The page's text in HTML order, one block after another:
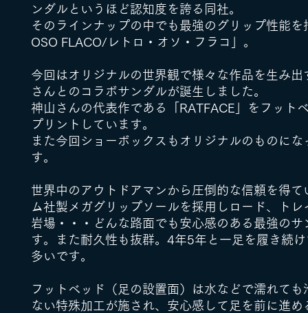
ンダルというほど認知度を誇る同社。
そのラインナップの中でも最強のグリップ性能を
OSO FLACO/レトロ・オソ・フラコ」。
今回はオリジナルの世界観で様々な作品を生み出
さんとのコラボサンダルが誕生しました。
神山さんの代表作である「RATFACE」をフット
プリントしています。
また今回ショーボックスもオリジナルのものにな
す。
世界中のアウトドアマンから圧倒的な信頼を得て
ム社製メガグリップソールを採用しロード、トレ
岩場・・・どんな路面でも安心感のある最強のサ
す。また耐久性も抜群。4年5年と一足を履き続
多いです。
フットベッド（足の設置面）は水などで濡れても
ない特殊加工が施され、安心感して足を前に進め